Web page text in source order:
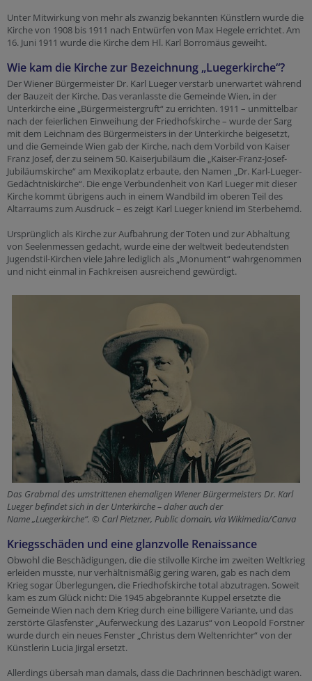
Unter Mitwirkung von mehr als zwanzig bekannten Künstlern wurde die
Kirche von 1908 bis 1911 nach Entwürfen von Max Hegele errichtet. Am
16. Juni 1911 wurde die Kirche dem Hl. Karl Borromäus geweiht.
Wie kam die Kirche zur Bezeichnung „Luegerkirche“?
Der Wiener Bürgermeister Dr. Karl Lueger verstarb unerwartet während
der Bauzeit der Kirche. Das veranlasste die Gemeinde Wien, in der
Unterkirche eine „Bürgermeistergruft“ zu errichten. 1911 – unmittelbar
nach der feierlichen Einweihung der Friedhofskirche – wurde der Sarg
mit dem Leichnam des Bürgermeisters in der Unterkirche beigesetzt,
und die Gemeinde Wien gab der Kirche, nach dem Vorbild von Kaiser
Franz Josef, der zu seinem 50. Kaiserjubiläum die „Kaiser-Franz-Josef-
Jubiläumskirche“ am Mexikoplatz erbaute, den Namen „Dr. Karl-Lueger-
Gedächtniskirche“. Die enge Verbundenheit von Karl Lueger mit dieser
Kirche kommt übrigens auch in einem Wandbild im oberen Teil des
Altarraums zum Ausdruck – es zeigt Karl Lueger kniend im Sterbehemd.
Ursprünglich als Kirche zur Aufbahrung der Toten und zur Abhaltung
von Seelenmessen gedacht, wurde eine der weltweit bedeutendsten
Jugendstil-Kirchen viele Jahre lediglich als „Monument“ wahrgenommen
und nicht einmal in Fachkreisen ausreichend gewürdigt.
Das Grabmal des umstrittenen ehemaligen Wiener Bürgermeisters Dr. Karl
Lueger befindet sich in der Unterkirche – daher auch der
Name „Luegerkirche“. © Carl Pietzner, Public domain, via Wikimedia/Canva
Kriegsschäden und eine glanzvolle Renaissance
Obwohl die Beschädigungen, die die stilvolle Kirche im zweiten Weltkrieg
erleiden musste, nur verhältnismäßig gering waren, gab es nach dem
Krieg sogar Überlegungen, die Friedhofskirche total abzutragen. Soweit
kam es zum Glück nicht: Die 1945 abgebrannte Kuppel ersetzte die
Gemeinde Wien nach dem Krieg durch eine billigere Variante, und das
zerstörte Glasfenster „Auferweckung des Lazarus“ von Leopold Forstner
wurde durch ein neues Fenster „Christus dem Weltenrichter“ von der
Künstlerin Lucia Jirgal ersetzt.
Allerdings übersah man damals, dass die Dachrinnen beschädigt waren.